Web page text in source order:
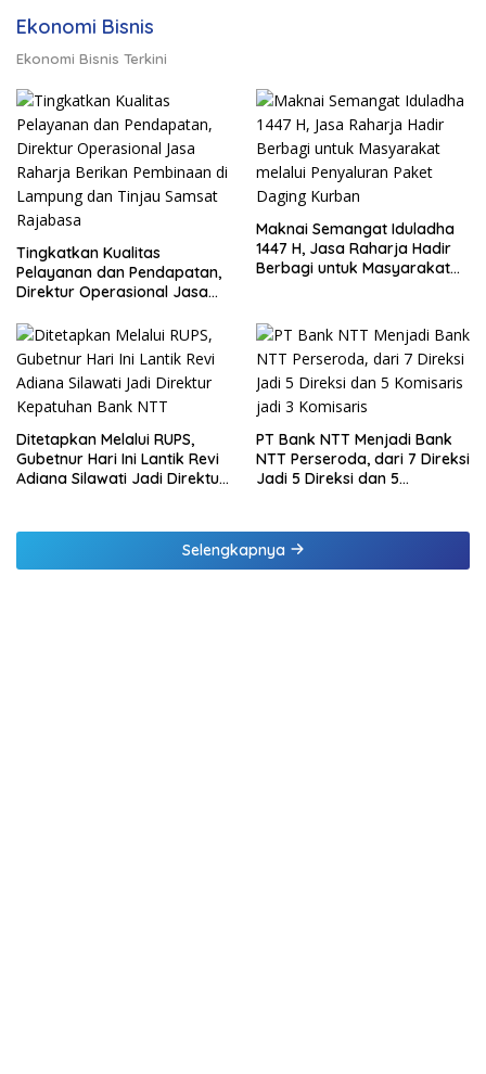
Ekonomi Bisnis
Ekonomi Bisnis Terkini
Tingkatkan Kualitas
Pelayanan dan Pendapatan,
Direktur Operasional Jasa
di Lampung dan Tinjau
Samsat Rajabasa
Maknai Semangat Iduladha
1447 H, Jasa Raharja Hadir
Berbagi untuk Masyarakat
Ditetapkan Melalui RUPS,
Gubetnur Hari Ini Lantik Revi
Adiana Silawati Jadi Direktur
PT Bank NTT Menjadi Bank
NTT Perseroda, dari 7 Direksi
Jadi 5 Direksi dan 5
Selengkapnya